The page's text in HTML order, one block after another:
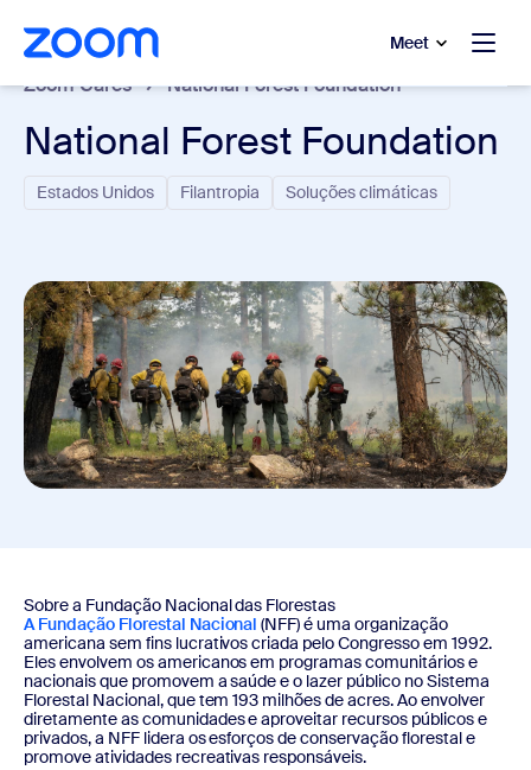
principal
chat de ajuda Meet
Zoom Cares National Forest Foundation
National Forest Foundation
Estados Unidos Filantropia Soluções climáticas
Sobre a Fundação Nacional das Florestas
A Fundação Florestal Nacional (NFF) é uma organização
americana sem fins lucrativos criada pelo Congresso em 1992.
Eles envolvem os americanos em programas comunitários e
nacionais que promovem a saúde e o lazer público no Sistema
Florestal Nacional, que tem 193 milhões de acres. Ao envolver
diretamente as comunidades e aproveitar recursos públicos e
privados, a NFF lidera os esforços de conservação florestal e
promove atividades recreativas responsáveis.